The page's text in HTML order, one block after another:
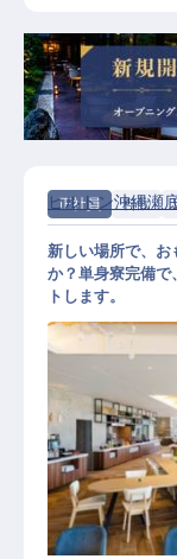
正社員 料飲
レストラン
ヒルトン沖縄瀬
新しい場所で、お
か？単身寮完備で
トします。